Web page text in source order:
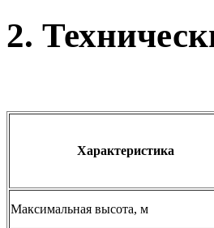
2.
Характеристика
Максимальная высота, м